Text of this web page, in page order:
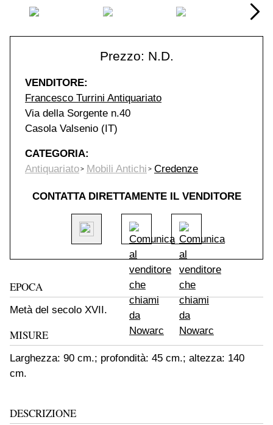
Prezzo: N.D.
VENDITORE:
Francesco Turrini Antiquariato
Via della Sorgente n.40
Casola Valsenio (IT)
CATEGORIA:
Antiquariato
Mobili Antichi Credenze
CONTATTA DIRETTAMENTE IL VENDITORE
EPOCA
Metà del secolo XVII.
MISURE
Larghezza: 90 cm.; profondità: 45 cm.; altezza: 140
cm.
DESCRIZIONE